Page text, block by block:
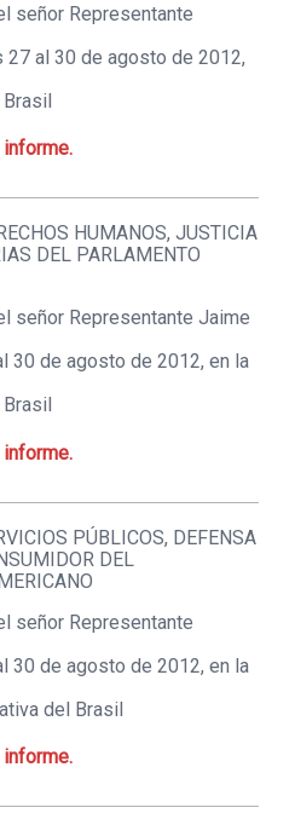
señor Representante
al 30 de agosto de 2012,
HUMANOS, JUSTICIA
DEL PARLAMENTO
señor Representante Jaime
30 de agosto de 2012, en la
PÚBLICOS, DEFENSA
DEL
señor Representante
30 de agosto de 2012, en la
del Brasil